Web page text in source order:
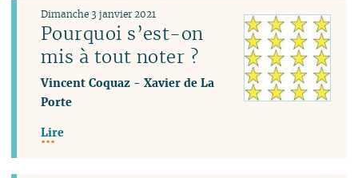
Pourquoi s’est-on
mis à tout noter ?
Dimanche 3 janvier 2021
Vincent Coquaz -Xavier de La
Porte
Lire